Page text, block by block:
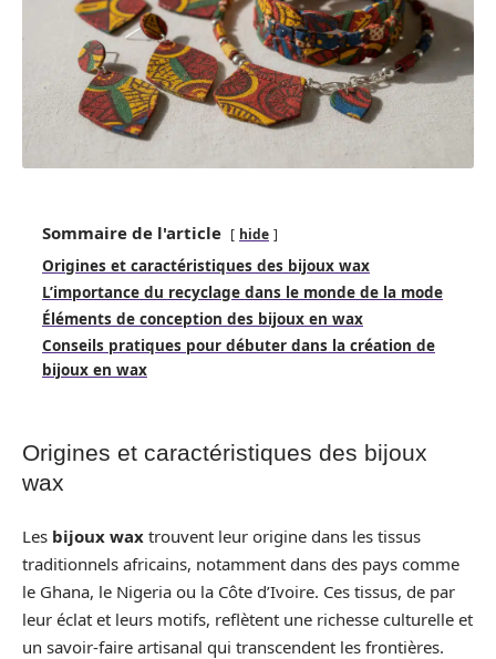
Sommaire de l'article hide
Origines et caractéristiques des bijoux wax
L’importance du recyclage dans le monde de la mode
Éléments de conception des bijoux en wax
Conseils pratiques pour débuter dans la création de
bijoux en wax
Origines et caractéristiques des bijoux
wax
Les bijoux wax trouvent leur origine dans les tissus
traditionnels africains, notamment dans des pays comme
le Ghana, le Nigeria ou la Côte d’Ivoire. Ces tissus, de par
leur éclat et leurs motifs, reflètent une richesse culturelle et
un savoir-faire artisanal qui transcendent les frontières.